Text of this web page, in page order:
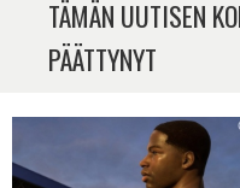
TÄMÄN UUTISEN
PÄÄTTYNYT